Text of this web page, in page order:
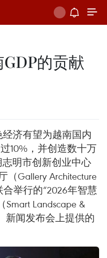
的贡献
济有望为越南国内
10%，并创造数十万
明市创新创业中心
（Gallery Architecture
合举行的“2026年智慧
Landscape &
新闻发布会上提供的